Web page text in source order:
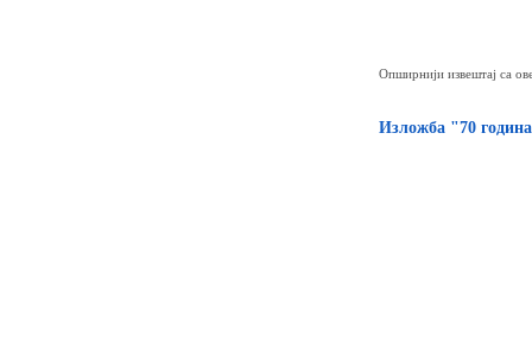
Опширнији извештај са
Изложба "70